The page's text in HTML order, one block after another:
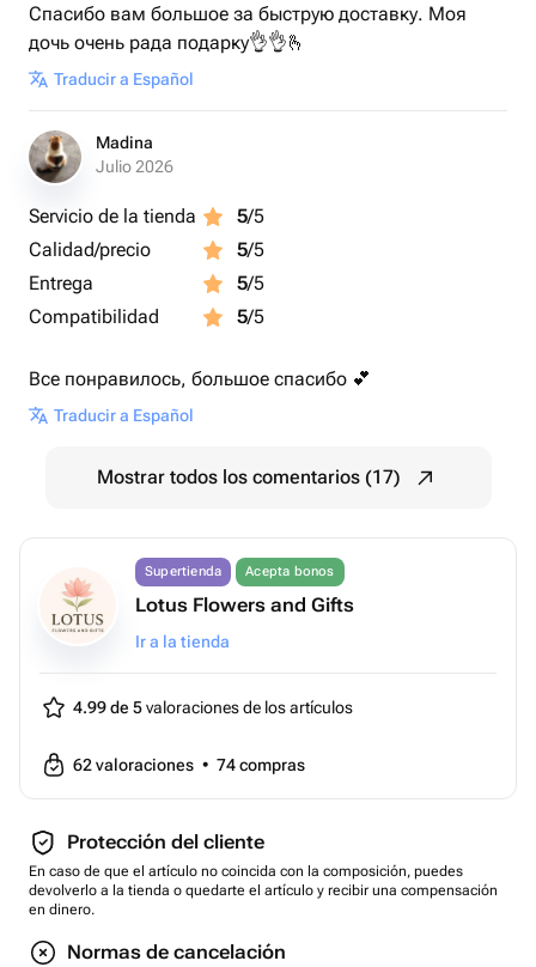
Спасибо вам большое за быструю доставку. Моя
дочь очень рада подарку👌👌🫰
Traducir a Español
Madina
Julio 2026
Servicio de la tienda 5/5
Calidad/precio
5/5
Entrega
5/5
Compatibilidad
5/5
Все понравилось, большое спасибо 💕
Traducir a Español
Mostrar todos los comentarios (17)
Supertienda Acepta bonos
Lotus Flowers and Gifts
Ir a la tienda
4.99 de 5valoraciones de los artículos
62valoraciones • 74compras
Protección del cliente
En caso de que el artículo no coincida con la composición, puedes
devolverlo a la tienda o quedarte el artículo y recibir una compensación
en dinero.
Normas de cancelación